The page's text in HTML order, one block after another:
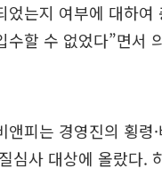
었는지 여부에 대하여
수할 수 없었다”면서
앤피는 경영진의 횡령
심사 대상에 올랐다.